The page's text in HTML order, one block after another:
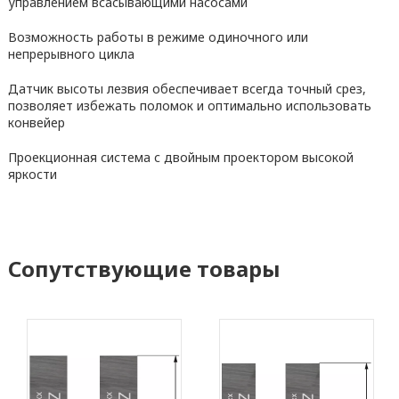
Возможность работы в режиме одиночного или
непрерывного цикла
Датчик высоты лезвия обеспечивает всегда точный срез,
позволяет избежать поломок и оптимально использовать
конвейер
Проекционная система с двойным проектором высокой
яркости
Сопутствующие товары